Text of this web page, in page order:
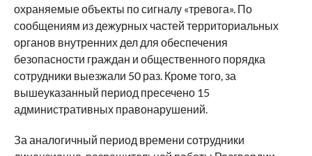
охраняемые объекты по сигналу «тревога». По
сообщениям из дежурных частей территориальных
органов внутренних дел для обеспечения
безопасности граждан и общественного порядка
сотрудники выезжали 50 раз. Кроме того, за
вышеуказанный период пресечено 15
административных правонарушений.
За аналогичный период времени сотрудники